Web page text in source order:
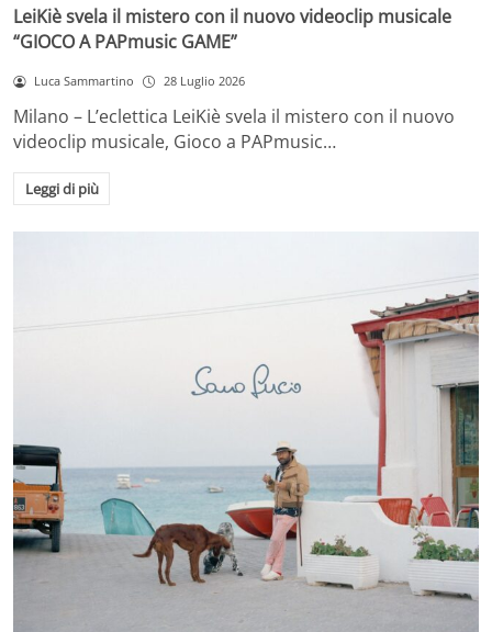
LeiKiè svela il mistero con il nuovo videoclip musicale
“GIOCO A PAPmusic GAME”
Luca Sammartino 28 Luglio 2026
Milano – L’eclettica LeiKiè svela il mistero con il nuovo
videoclip musicale, Gioco a PAPmusic…
Leggi di più